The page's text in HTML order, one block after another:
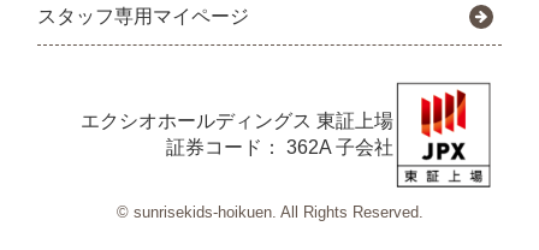
スタッフ専用マイページ
エクシオホールディングス 東証上場
証券コード： 362A 子会社
© sunrisekids-hoikuen. All Rights Reserved.